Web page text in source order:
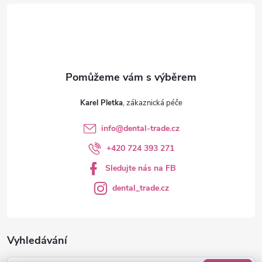
Vyhledávání
Karel Pletka
info@dental-trade.cz
+420 724 393 271
Sledujte nás na FB
dental_trade.cz